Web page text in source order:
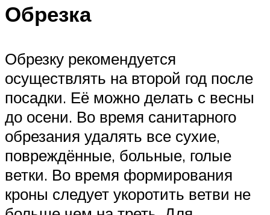
Обрезка
Обрезку рекомендуется
осуществлять на второй год после
посадки. Её можно делать с весны
до осени. Во время санитарного
обрезания удалять все сухие,
повреждённые, больные, голые
ветки. Во время формирования
кроны следует укоротить ветви не